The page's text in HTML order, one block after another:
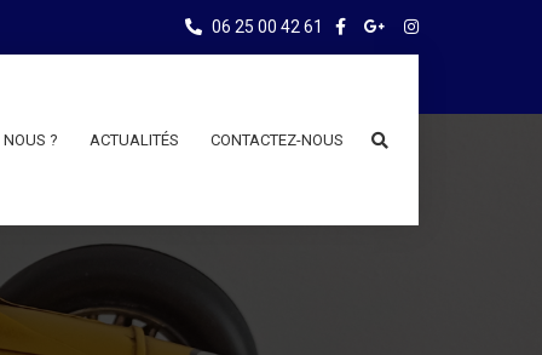
06 25 00 42 61
? ACTUALITÉS CONTACTEZ-NOUS